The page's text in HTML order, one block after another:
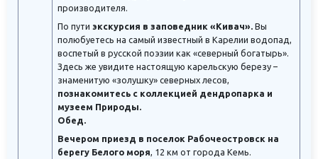
производителя.
По пути экскурсия в заповедник «Кивач». Вы
полюбуетесь на самый известный в Карелии водопад,
воспетый в русской поэзии как «северный богатырь».
Здесь же увидите настоящую карельскую березу –
знаменитую «золушку» северных лесов,
познакомитесь с коллекцией дендропарка и
музеем Природы.
Обед.
Вечером приезд в поселок Рабочеостровск на
берегу Белого моря, 12 км от города Кемь.